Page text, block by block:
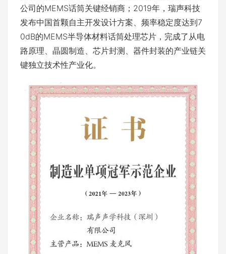
公司的MEMS话筒关键经销商；2019年，瑞声科技
发布中国首颗自主开发设计方案、频率稳定度达到7
0dB的MEMS半导体材料话筒处理芯片，完成了从电
路原理、晶圆制造、芯片封测、器件封装的产业链关
键独立技术性产业化。